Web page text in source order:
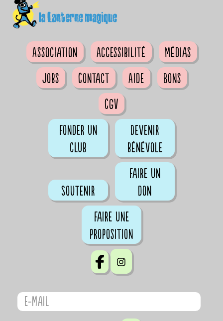
Association Accessibilité
Médias
Jobs
Contact Aide
Bons
CGV
Fonder un
club
Devenir
bénévole
Soutenir
Faire un
don
Faire une
proposition